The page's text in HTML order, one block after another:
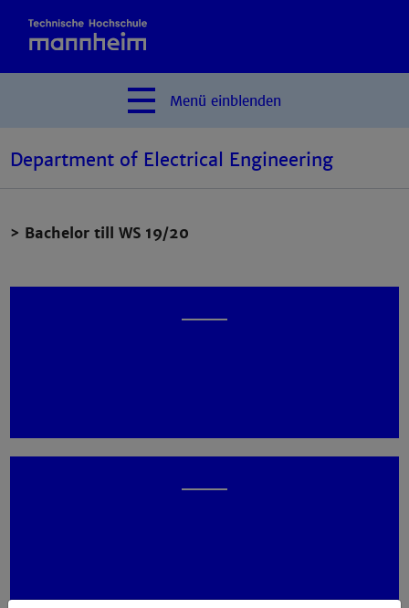
Menü einblenden
Department of Electrical Engineering
> Bachelor till WS 19/20